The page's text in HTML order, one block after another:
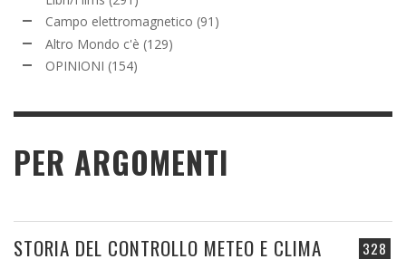
Campo elettromagnetico (91)
Altro Mondo c'è (129)
OPINIONI (154)
PER ARGOMENTI
328
STORIA DEL CONTROLLO METEO E CLIMA